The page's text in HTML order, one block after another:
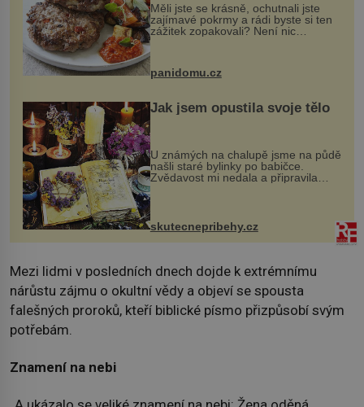
Měli jste se krásně, ochutnali jste
zajímavé pokrmy a rádi byste si ten
zážitek zopakovali? Není nic
snazšího. Pljeskavica (10 porcí)
Možná jste ji ochutnali na dovolené v
bývalé Jugoslávii, lze ji vi...
panidomu.cz
Jak jsem opustila svoje tělo
U známých na chalupě jsme na půdě
našli staré bylinky po babičce.
Zvědavost mi nedala a připravila
jsem si z nich lektvar… Zimní pobyt
na chalupě se pro mě vlastní vinou
změnil v děsivý zážitek, na kt...
skutecnepribehy.cz
Mezi lidmi v posledních dnech dojde k extrémnímu
nárůstu zájmu o okultní vědy a objeví se spousta
falešných proroků, kteří biblické písmo přizpůsobí svým
potřebám.
Znamení na nebi